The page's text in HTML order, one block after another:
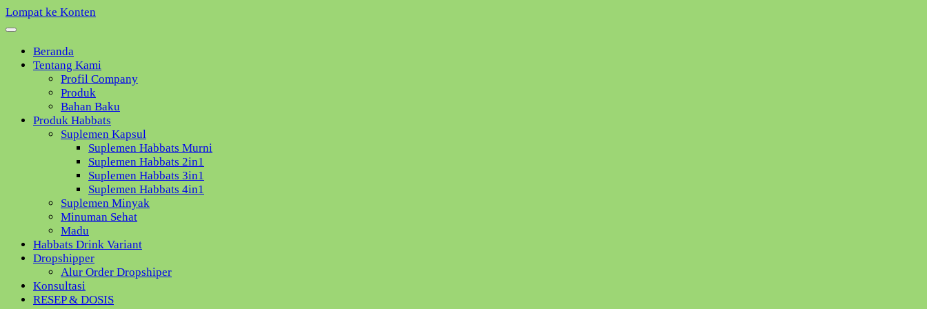
Lompat ke Konten
Beranda
Tentang Kami
Profil Company
Produk
Bahan Baku
Produk Habbats
Suplemen Kapsul
Suplemen Habbats Murni
Suplemen Habbats 2in1
Suplemen Habbats 3in1
Suplemen Habbats 4in1
Suplemen Minyak
Minuman Sehat
Madu
Habbats Drink Variant
Dropshipper
Alur Order Dropshiper
Konsultasi
RESEP & DOSIS